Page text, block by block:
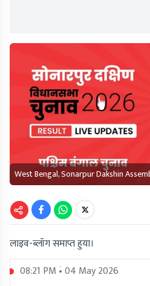
West Bengal, Sonarpur Dakshin
लाइव-ब्लॉग समाप्त हुया।
08:21 PM • 04 May 2026